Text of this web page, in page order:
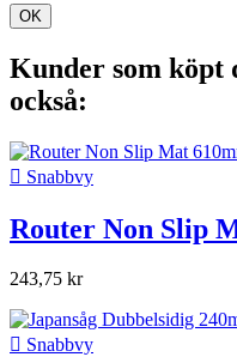
OK
Kunder som köpt
också:
 Snabbvy
Router Non Slip
243,75 kr
 Snabbvy